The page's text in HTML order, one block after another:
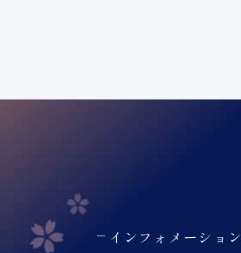
インフォメーション